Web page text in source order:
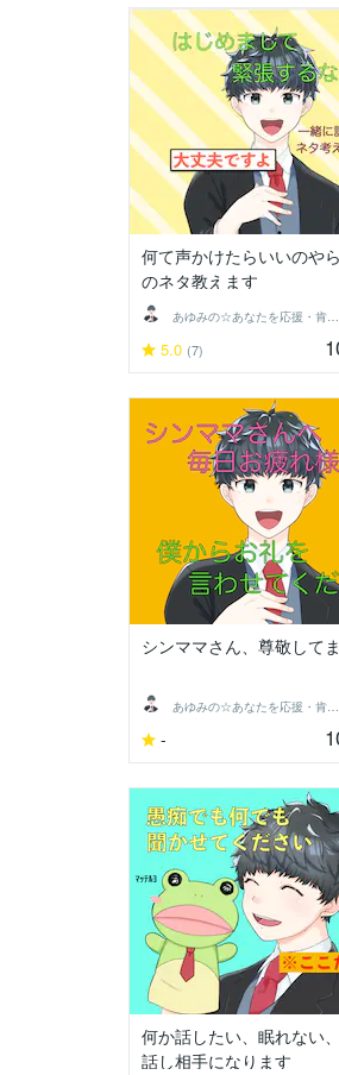
何て声かけたらいいのや
のネタ教えます
あゆみの☆あなたを応援・肯定し隊
5.0 (7)
シンママさん、尊敬して
あゆみの☆あなたを応援・肯定し隊
-
何か話したい、眠れない
話し相手になります